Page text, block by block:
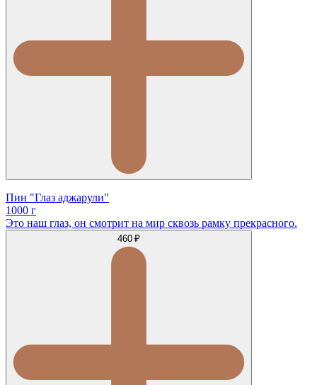
Пин "Глаз аджарули"
1000 г
Это наш глаз, он смотрит на мир сквозь рамку прекрасного.
460 ₽